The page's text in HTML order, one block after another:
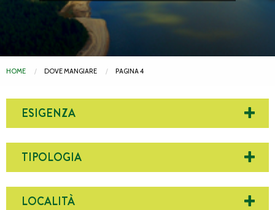
HOME DOVE MANGIARE PAGINA 4
ESIGENZA
TIPOLOGIA
LOCALITÀ